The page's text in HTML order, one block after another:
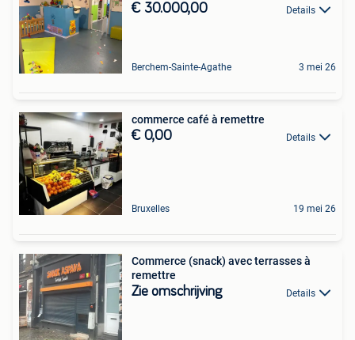
€ 30.000,00 Details
Berchem-Sainte-Agathe 3 mei 26
commerce café à remettre
€ 0,00 Details
Bruxelles 19 mei 26
Commerce (snack) avec terrasses à
remettre
Zie omschrijving Details